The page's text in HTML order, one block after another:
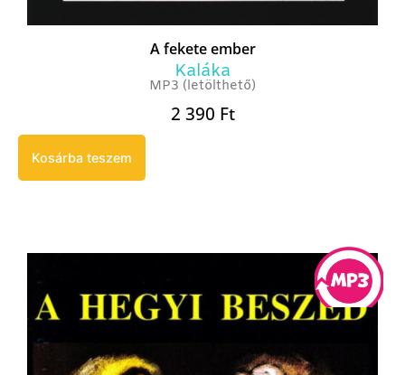
A fekete ember
Kaláka
MP3 (letölthető)
2 390 Ft
Kosárba teszem